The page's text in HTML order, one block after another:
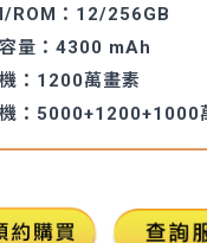
ROM：12/256GB
量：4300 mAh
：1200萬畫素
：5000+1200+1000